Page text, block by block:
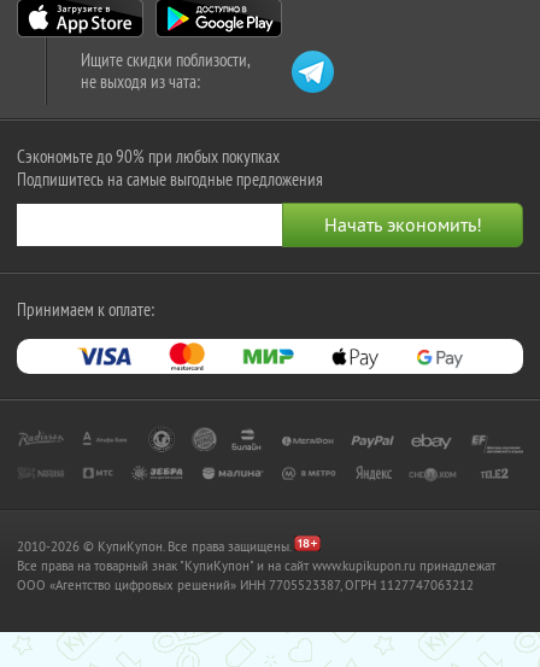
Ищите скидки поблизости,
не выходя из чата:
Сэкономьте до 90% при любых покупках
Подпишитесь на самые выгодные предложения
Принимаем к оплате:
2010-2026 © КупиКупон. Все права защищены.
Все права на товарный знак "КупиКупон" и на сайт www.kupikupon.ru принадлежат
OOO «Агентство цифровых решений» ИНН 7705523387, ОГРН 1127747063212